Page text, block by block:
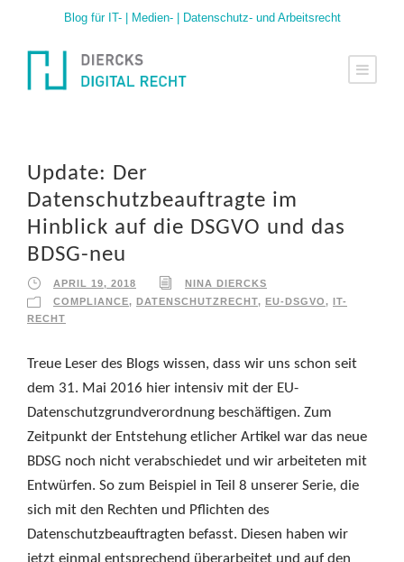
Blog für IT- | Medien- | Datenschutz- und Arbeitsrecht
Update: Der
Datenschutzbeauftragte im
Hinblick auf die DSGVO und das
BDSG-neu
APRIL 19, 2018
NINA DIERCKS
COMPLIANCE, DATENSCHUTZRECHT, EU-DSGVO,
IT-
RECHT
Treue Leser des Blogs wissen, dass wir uns schon seit
dem 31. Mai 2016 hier intensiv mit der EU-
Datenschutzgrundverordnung beschäftigen. Zum
Zeitpunkt der Entstehung etlicher Artikel war das neue
BDSG noch nicht verabschiedet und wir arbeiteten mit
Entwürfen. So zum Beispiel in Teil 8 unserer Serie, die
sich mit den Rechten und Pflichten des
Datenschutzbeauftragten befasst. Diesen haben wir
jetzt einmal entsprechend überarbeitet und auf den